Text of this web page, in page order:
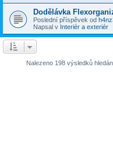
Dodělávka
Poslední příspěvek od
Napsal v Interiér a exteriér
Nalezeno 198 výsledků